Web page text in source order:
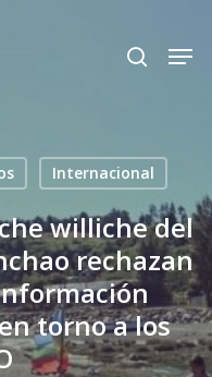
search
Internacional
williche del
rechazan
torno a los
Close